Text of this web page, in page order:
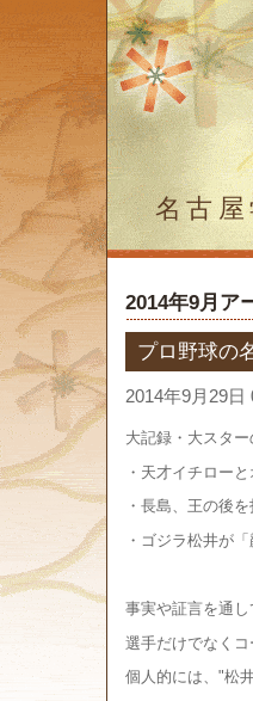
名古
2014年9月ア
プロ野球の
2014年9月29日
大記録・大スター
・天才イチロー
・長島、王の後
・ゴジラ松井が
事実や証言を通
選手だけでなくコ
個人的には、"松